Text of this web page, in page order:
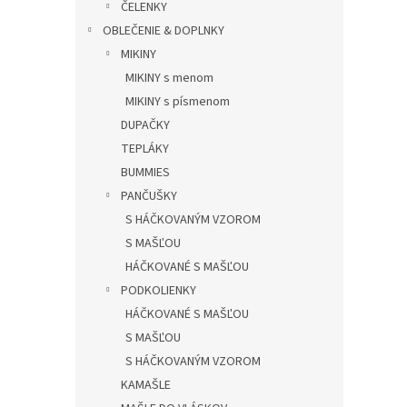
ČELENKY
OBLEČENIE & DOPLNKY
MIKINY
MIKINY s menom
MIKINY s písmenom
DUPAČKY
TEPLÁKY
BUMMIES
PANČUŠKY
S HÁČKOVANÝM VZOROM
S MAŠĽOU
HÁČKOVANÉ S MAŠĽOU
PODKOLIENKY
HÁČKOVANÉ S MAŠĽOU
S MAŠĽOU
S HÁČKOVANÝM VZOROM
KAMAŠLE